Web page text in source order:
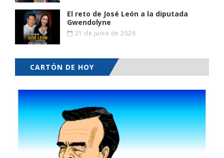
El reto de José León a la diputada
Gwendolyne
21 de junio de 2026
CARTÓN DE HOY